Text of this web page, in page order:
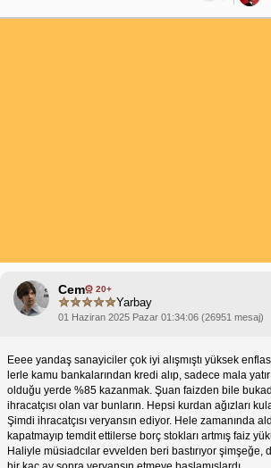
Cem 20+
Yarbay
01 Haziran 2025 Pazar 01:34:06 (26951 mesaj)
Eeee yandaş sanayiciler çok iyi alışmıştı yüksek
lerle kamu bankalarından kredi alıp, sadece mala
olduğu yerde %85 kazanmak. Şuan faizden bile
ihracatçısı olan var bunların. Hepsi kurdan ağızları
Şimdi ihracatçısı veryansın ediyor. Hele zamanında
kapatmayıp temdit ettilerse borç stokları artmış faiz
Haliyle müsiadcılar evvelden beri bastırıyor